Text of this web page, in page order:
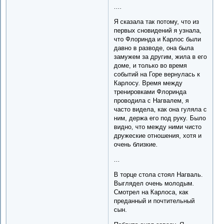
....
Я сказала так потому, что из
первых сновидений я узнала,
что Флоринда и Карлос были
давно в разводе, она была
замужем за другим, жила в его
доме, и только во время
событий на Горе вернулась к
Карлосу. Время между
тренировками Флоринда
проводила с Нагвалем, я
часто видела, как она гуляла с
ним, держа его под руку. Было
видно, что между ними чисто
дружеские отношения, хотя и
очень близкие.
...
В торце стола стоял Нагваль.
Выглядел очень молодым.
Смотрел на Карлоса, как
преданный и почтительный
сын.